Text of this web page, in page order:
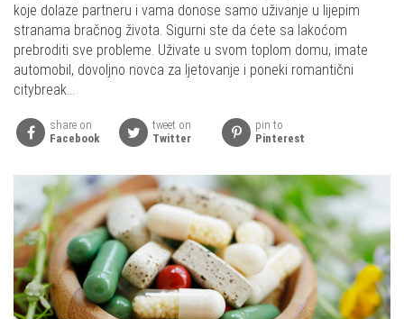
koje dolaze partneru i vama donose samo uživanje u lijepim
stranama bračnog života. Sigurni ste da ćete sa lakoćom
prebroditi sve probleme. Uživate u svom toplom domu, imate
automobil, dovoljno novca za ljetovanje i poneki romantični
citybreak...
share on
Facebook
tweet on
Twitter
pin to
Pinterest